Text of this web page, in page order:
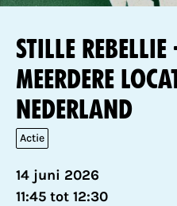
Stille Rebellie
meerdere
Nederland
Actie
14 juni 2026
11:45 tot 12:30